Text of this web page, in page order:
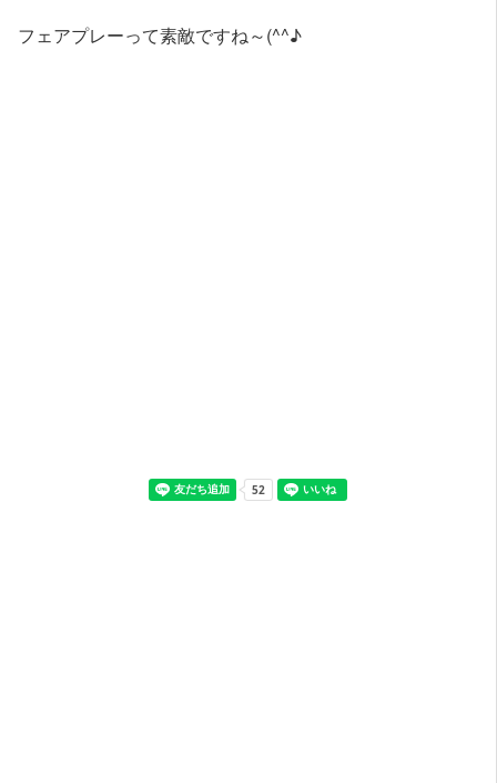
フェアプレーって素敵ですね～(^^♪